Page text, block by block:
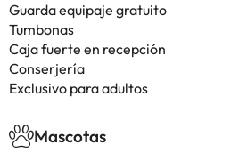
Guarda equipaje gratuito
Tumbonas
Caja fuerte en recepción
Conserjería
Exclusivo para adultos
Mascotas